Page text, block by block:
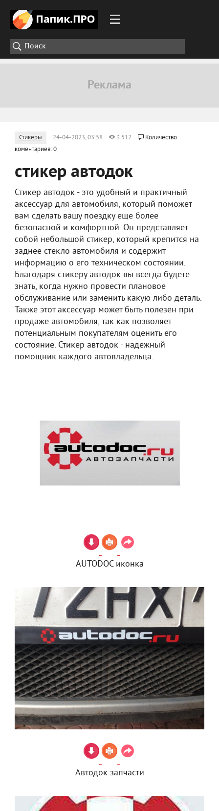
Стикеры 24-04-2023, 03:58 3 512
Количество
коментариев: 0
стикер автодок
Стикер автодок - это удобный и практичный
аксессуар для автомобиля, который поможет
вам сделать вашу поездку еще более
безопасной и комфортной. Он представляет
собой небольшой стикер, который крепится на
заднее стекло автомобиля и содержит
информацию о его техническом состоянии.
Благодаря стикеру автодок вы всегда будете
знать, когда нужно провести плановое
обслуживание или заменить какую-либо деталь.
Также этот аксессуар может быть полезен при
продаже автомобиля, так как позволяет
потенциальным покупателям оценить его
состояние. Стикер автодок - надежный
помощник каждого автовладельца.
AUTODOC иконка
Автодок запчасти